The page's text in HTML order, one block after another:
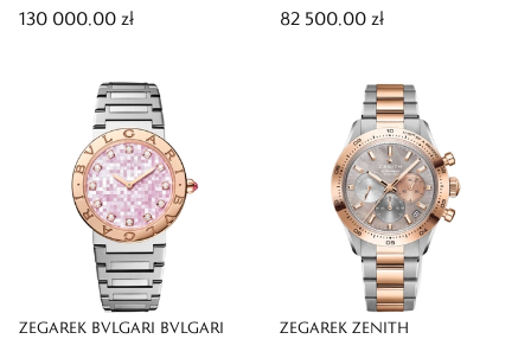
130 000,00 zł 82 500,00 zł
ZEGAREK BVLGARI BVLGARI
ZEGAREK ZENITH